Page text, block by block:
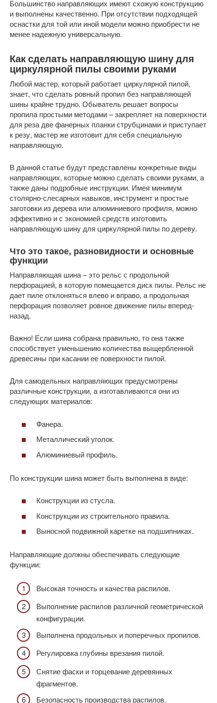
Большинство направляющих имеют схожую конструкцию
и выполнены качественно. При отсутствии подходящей
оснастки для той или иной модели можно приобрести не
менее надежную универсальную.
Как сделать направляющую шину для
циркулярной пилы своими руками
Любой мастер, который работает циркулярной пилой,
знает, что сделать ровный пропил без направляющей
шины крайне трудно. Обыватель решает вопросы
пропила простыми методами – закрепляет на поверхности
для реза две фанерных планки струбцинами и приступает
к резу, мастер же изготовит для себя специальную
направляющую.
В данной статье будут представлены конкретные виды
направляющих, которые можно сделать своими руками, а
также даны подробные инструкции. Имея минимум
столярно-слесарных навыков, инструмент и простые
заготовки из дерева или алюминиевого профиля, можно
эффективно и с экономией средств изготовить
направляющую шину для циркулярной пилы по дереву.
Что это такое, разновидности и основные
функции
Направляющая шина – это рельс с продольной
перфорацией, в которую помещается диск пилы. Рельс не
дает пиле отклоняться влево и вправо, а продольная
перфорация позволяет ровное движение пилы вперед-
назад.
Важно! Если шина собрана правильно, то она также
способствует уменьшению количества выщербленной
древесины при касании ее поверхности пилой.
Для самодельных направляющих предусмотрены
различные конструкции, а изготавливаются они из
следующих материалов:
Фанера.
Металлический уголок.
Алюминиевый профиль.
По конструкции шина может быть выполнена в виде:
Конструкции из стусла.
Конструкции из строительного правила.
Выносной подвижной каретке на подшипниках.
Направляющие должны обеспечивать следующие
функции:
Высокая точность и качества распилов.
Выполнение распилов различной геометрической
конфигурации.
Выполнена продольных и поперечных пропилов.
Регулировка глубины врезания пилой.
Снятие фаски и торцевание деревянных
фрагментов.
Безопасность производства распилов.